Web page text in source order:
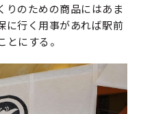
りのための商品にはあま
に行く用事があれば駅前
にする。